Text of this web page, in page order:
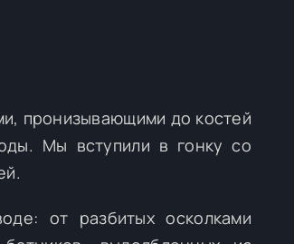
пронизывающими до костей
Мы вступили в гонку со
от разбитых осколками